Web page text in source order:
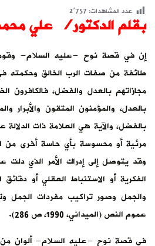
عدد المشاهدات:2٬757
بقلم الدكتور/ علي
إن في قصة نوح -عليه السلام-
طائفة من صفات الرب الخالق وحكمته
مجازاتهم بالعدل والفضل، فالكافرون
بالعدل، والمؤمنون المتقون والأبرار
بالفضل، والآية هي العلامة ذات الدلالة
مرئية أو محسوسة بأي حاسة أخرى من
وقد يتوصل إلى إدراك الأمر الذي دلت
الفكرية أو الاستنباط العقلي أو دقائق
والجمل وصور تراكيب مفردات
عموم النص (الميداني، 1990، ص 286).
في قصة نوح -عليه السلام- ألوان من